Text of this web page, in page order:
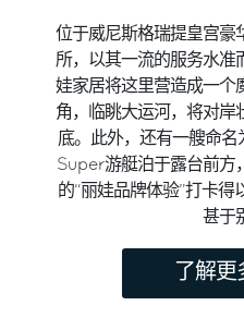
位于威尼斯格瑞提皇宫豪
所，以其一流的服务水准
娃家居将这里营造成一个
角，临眺大运河，将对岸
底。此外，还有一艘命
Super游艇泊于露台前方
的“丽娃品牌体验”打卡得
甚于
了解更